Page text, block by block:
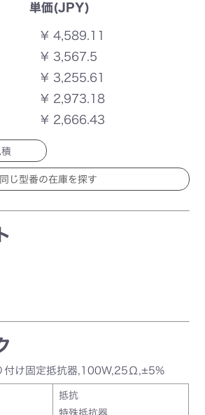
単価(JPY)
¥ 4,589.11
¥ 3,567.5
¥ 3,255.61
¥ 2,973.18
¥ 2,666.43
積
付け固定抵抗器,100W,25Ω,±5%
抵抗
特殊抵抗器